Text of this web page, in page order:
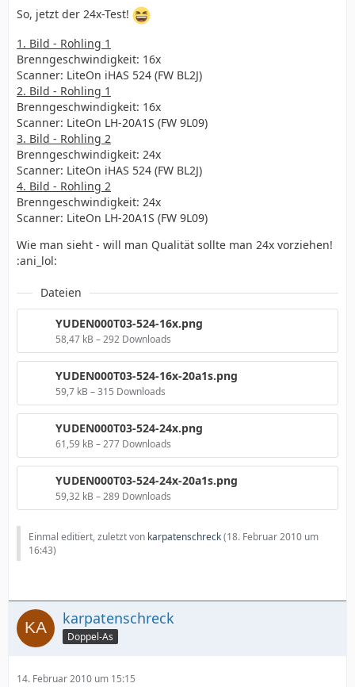
So, jetzt der 24x-Test!
1. Bild - Rohling 1
Brenngeschwindigkeit: 16x
Scanner: LiteOn iHAS 524 (FW BL2J)
2. Bild - Rohling 1
Brenngeschwindigkeit: 16x
Scanner: LiteOn LH-20A1S (FW 9L09)
3. Bild - Rohling 2
Brenngeschwindigkeit: 24x
Scanner: LiteOn iHAS 524 (FW BL2J)
4. Bild - Rohling 2
Brenngeschwindigkeit: 24x
Scanner: LiteOn LH-20A1S (FW 9L09)
Wie man sieht - will man Qualität sollte man 24x vorziehen!
:ani_lol:
Dateien
YUDEN000T03-524-16x.png
58,47 kB – 292 Downloads
YUDEN000T03-524-16x-20a1s.png
59,7 kB – 315 Downloads
YUDEN000T03-524-24x.png
61,59 kB – 277 Downloads
YUDEN000T03-524-24x-20a1s.png
59,32 kB – 289 Downloads
Einmal editiert, zuletzt von karpatenschreck(18. Februar 2010 um
16:43)
karpatenschreck
Doppel-As
14. Februar 2010 um 15:15